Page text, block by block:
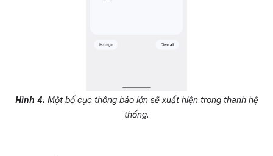
Hình 4. Một bố cục thông báo lớn sẽ xuất hiện trong thanh hệ
thống.